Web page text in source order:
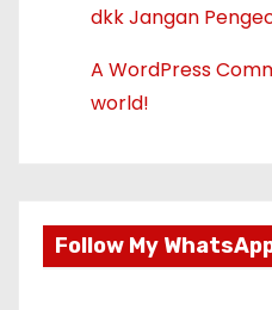
dkk Jangan
A WordPress
world!
Follow My